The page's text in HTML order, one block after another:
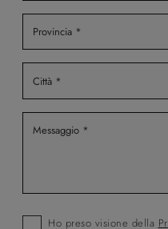
Ho preso visione della